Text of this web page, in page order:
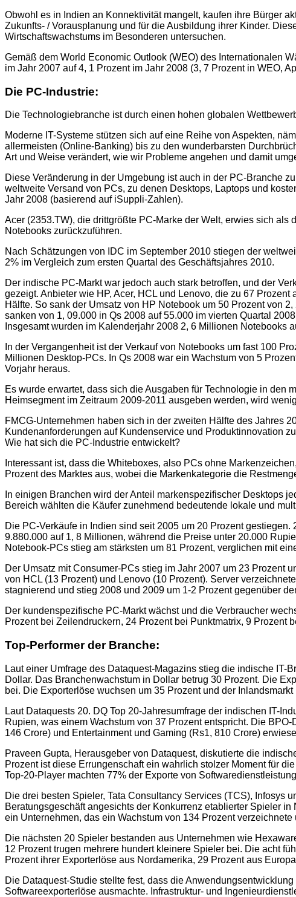
Obwohl es in Indien an Konnektivität mangelt, kaufen ihre Bürger
Zukunfts- / Vorausplanung und für die Ausbildung ihrer Kinder.
Wirtschaftswachstums im Besonderen untersuchen.
Gemäß dem World Economic Outlook (WEO) des Internationalen
im Jahr 2007 auf 4, 1 Prozent im Jahr 2008 (3, 7 Prozent in WEO,
Die PC-Industrie:
Die Technologiebranche ist durch einen hohen globalen
Moderne IT-Systeme stützen sich auf eine Reihe von Aspekten,
allermeisten (Online-Banking) bis zu den wunderbarsten
Art und Weise verändert, wie wir Probleme angehen und damit
Diese Veränderung in der Umgebung ist auch in der PC-Branche
weltweite Versand von PCs, zu denen Desktops, Laptops und
Jahr 2008 (basierend auf iSuppli-Zahlen).
Acer (2353.TW), die drittgrößte PC-Marke der Welt, erwies sich
Notebooks zurückzuführen.
Nach Schätzungen von IDC im September 2010 stiegen der
2% im Vergleich zum ersten Quartal des Geschäftsjahres 2010.
Der indische PC-Markt war jedoch auch stark betroffen, und der
gezeigt. Anbieter wie HP, Acer, HCL und Lenovo, die zu 67
Hälfte. So sank der Umsatz von HP Notebook um 50 Prozent von
sanken von 1, 09.000 in Qs 2008 auf 55.000 im vierten Quartal
Insgesamt wurden im Kalenderjahr 2008 2, 6 Millionen Notebooks
In der Vergangenheit ist der Verkauf von Notebooks um fast 100
Millionen Desktop-PCs. In Qs 2008 war ein Wachstum von 5
Vorjahr heraus.
Es wurde erwartet, dass sich die Ausgaben für Technologie in den
Heimsegment im Zeitraum 2009-2011 ausgeben werden, wird
FMCG-Unternehmen haben sich in der zweiten Hälfte des Jahres
Kundenanforderungen auf Kundenservice und Produktinnovation
Wie hat sich die PC-Industrie entwickelt?
Interessant ist, dass die Whiteboxes, also PCs ohne
Prozent des Marktes aus, wobei die Markenkategorie die
In einigen Branchen wird der Anteil markenspezifischer Desktops
Bereich wählten die Käufer zunehmend bedeutende lokale und
Die PC-Verkäufe in Indien sind seit 2005 um 20 Prozent
9.880.000 auf 1, 8 Millionen, während die Preise unter 20.000
Notebook-PCs stieg am stärksten um 81 Prozent, verglichen mit
Der Umsatz mit Consumer-PCs stieg im Jahr 2007 um 23 Prozent
von HCL (13 Prozent) und Lenovo (10 Prozent). Server
stagnierend und stieg 2008 und 2009 um 1-2 Prozent gegenüber
Der kundenspezifische PC-Markt wächst und die Verbraucher
Prozent bei Zeilendruckern, 24 Prozent bei Punktmatrix, 9 Prozent
Top-Performer der Branche:
Laut einer Umfrage des Dataquest-Magazins stieg die indische
Dollar. Das Branchenwachstum in Dollar betrug 30 Prozent. Die
bei. Die Exporterlöse wuchsen um 35 Prozent und der
Laut Dataquests 20. DQ Top 20-Jahresumfrage der indischen IT-
Rupien, was einem Wachstum von 37 Prozent entspricht. Die
146 Crore) und Entertainment und Gaming (Rs1, 810 Crore)
Praveen Gupta, Herausgeber von Dataquest, diskutierte die
Prozent ist diese Errungenschaft ein wahrlich stolzer Moment für
Top-20-Player machten 77% der Exporte von
Die drei besten Spieler, Tata Consultancy Services (TCS),
Beratungsgeschäft angesichts der Konkurrenz etablierter Spieler
ein Unternehmen, das ein Wachstum von 134 Prozent
Die nächsten 20 Spieler bestanden aus Unternehmen wie
12 Prozent trugen mehrere hundert kleinere Spieler bei. Die acht
Prozent ihrer Exporterlöse aus Nordamerika, 29 Prozent aus
Die Dataquest-Studie stellte fest, dass die
Softwareexporterlöse ausmachte. Infrastruktur- und